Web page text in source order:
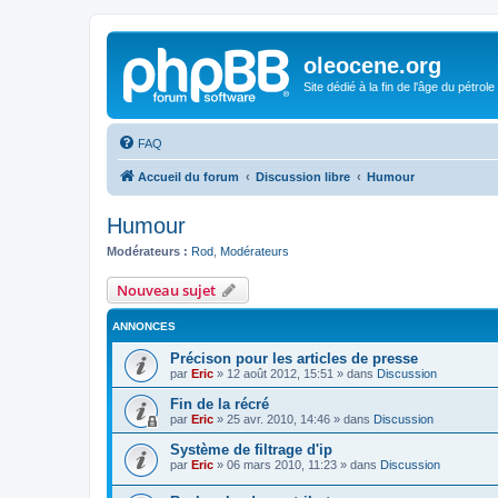
oleocene.org
Site dédié à la fin de l'âge du pétrole
FAQ
Accueil du forum Discussion libre Humour
Humour
Modérateurs : Rod Modérateurs
Nouveau sujet
ANNONCES
Précison pour les articles de presse
par Eric » 12 août 2012, 15:51 » dans Discussion
Fin de la récré
par Eric » 25 avr. 2010, 14:46 » dans Discussion
Système de filtrage d'ip
par Eric » 06 mars 2010, 11:23 » dans Discussion